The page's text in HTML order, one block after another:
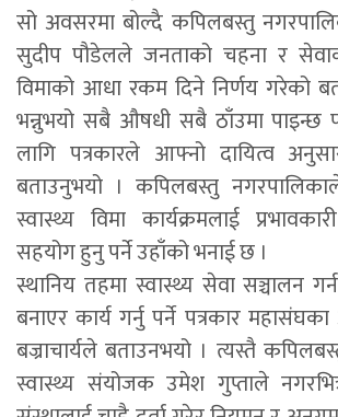
सो अवसरमा बोल्दै कपिलबस्तु
सुदीप पौडेलले जनताको चहना र
विमाको आधा रकम दिने निर्णय गरेको
भन्नुभयो सबै औषधी सबै ठाँउमा पाइन्छ
लागि पत्रकारले आफ्नो दायित्व
बताउनुभयो । कपिलबस्तु
स्वास्थ्य विमा कार्यक्रमलाई
सहयोग हुनु पर्ने उहाँको भनाई छ ।
स्थानिय तहमा स्वास्थ्य सेवा सञ्चालन
बनाएर कार्य गर्नु पर्ने पत्रकार
बज्राचार्यले बताउनभयो । त्यस्तै
स्वास्थ्य संयोजक उमेश गुप्ताले